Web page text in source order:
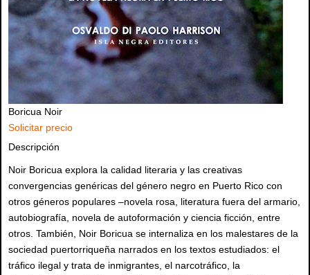
Boricua Noir
Solicitar precio
Descripción
Noir Boricua explora la calidad literaria y las creativas
convergencias genéricas del género negro en Puerto Rico con
otros géneros populares –novela rosa, literatura fuera del armario,
autobiografía, novela de autoformación y ciencia ficción, entre
otros. También, Noir Boricua se internaliza en los malestares de la
sociedad puertorriqueña narrados en los textos estudiados: el
tráfico ilegal y trata de inmigrantes, el narcotráfico, la